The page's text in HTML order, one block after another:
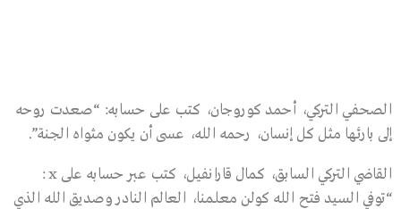
الصحفي التركي، أحمد كوروجان، كتب على حسابه: “صعدت روحه
إلى بارئها مثل كل إنسان، رحمه الله، عسى أن يكون مثواه الجنة”.
القاضي التركي السابق، كمال قارانفيل، كتب عبر حسابه على x :
“توفي السيد فتح الله كولن معلمنا، العالم النادر وصديق الله الذي